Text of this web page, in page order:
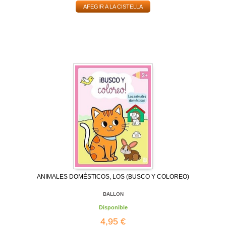
AFEGIR A LA CISTELLA
ANIMALES DOMÉSTICOS, LOS (BUSCO Y COLOREO)
BALLON
Disponible
4,95 €